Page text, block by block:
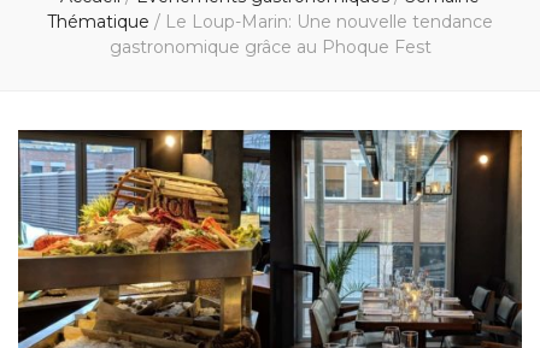
Thématique / Le Loup-Marin: Une nouvelle tendance
gastronomique grâce au Phoque Fest